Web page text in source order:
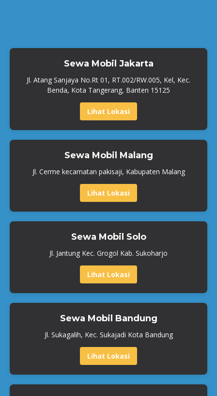
Sewa Mobil Jakarta
Jl. Atang Sanjaya No.Rt 01, RT.002/RW.005, Kel, Kec.
Benda, Kota Tangerang, Banten 15125
Lihat Lokasi
Sewa Mobil Malang
Jl. Cerme kecamatan pakisaji, Kabupaten Malang
Lihat Lokasi
Sewa Mobil Solo
Jl. Jantung Kec. Grogol Kab. Sukoharjo
Lihat Lokasi
Sewa Mobil Bandung
Jl. Sukagalih, Kec. Sukajadi Kota Bandung
Lihat Lokasi